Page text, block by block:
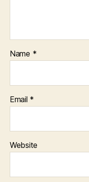
Name *
Email *
Website